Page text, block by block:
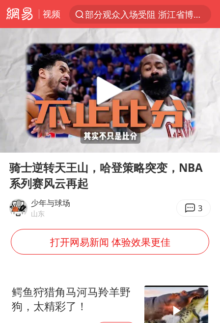
视频
部分观众入场受阻 浙江省博物馆致歉
青海拉面告别“兰州拉面”
U17国足三战全胜
我国编制完成新版全月地质图
台风白海豚或吞掉台风鲸鱼
看守所辅警收受10万获刑1年
宇树科技 打新
多地要求领导干部带头休假
吉林一“温度计大楼”读数爆表
房主任回应争议
村民谈“梅姨”：叫的其实是“媒姨”
东方甄选被判赔偿江小白30万元
Play
00:00 03:47
骑士逆转天王山，哈登策略突变，NBA
系列赛风云再起
少年与球场
山东 3
打开网易新闻 体验效果更佳
鳄鱼狩猎角马河马羚羊野
狗，太精彩了！